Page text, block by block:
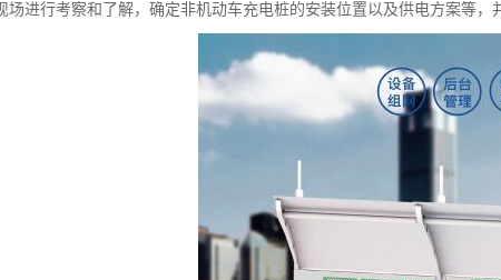
场进行考察和了解，确定非机动车充电桩的安装位置以及供电方案等，